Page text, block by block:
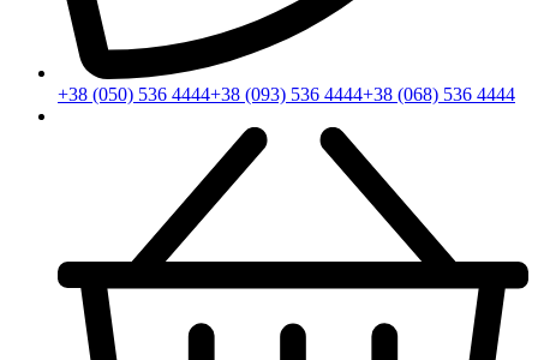
+38 (050) 536 4444+38 (093) 536 4444+38 (068) 536 4444